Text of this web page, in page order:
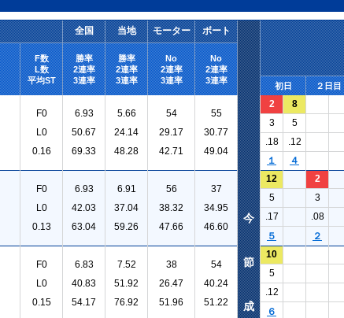
全国 当地 モーター ボート
F数
L数
平均ST
勝率
2連率
3連率
勝率
2連率
3連率
No
2連率
3連率
No
2連率
3連率
初日 ２日目
F0
L0
0.16
6.93
50.67
69.33
5.66
24.14
48.28
54
29.17
42.71
55
30.77
49.04
2
8
3
5
.18
.12
１
４
F0
L0
0.13
6.93
42.03
63.04
6.91
37.04
59.26
56
38.32
47.66
37
34.95
46.60
12 2
5
3
.17
.08
５
２
F0
L0
0.15
6.83
40.83
54.17
7.52
51.92
76.92
38
26.47
51.96
54
40.24
51.22
10
5
.12
６
今
節
成